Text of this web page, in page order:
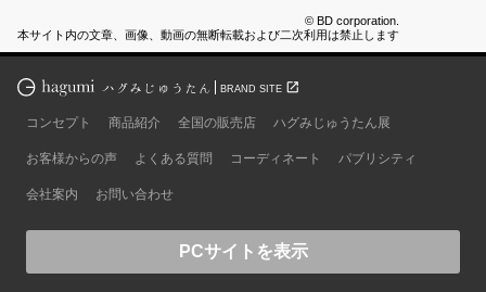
© BD corporation.
本サイト内の文章、画像、動画の無断転載および二次利用は禁止します
BRAND SITE open_in_new
コンセプト 商品紹介 全国の販売店 ハグみじゅうたん展
お客様からの声 よくある質問 コーディネート パブリシティ
会社案内 お問い合わせ
PCサイトを表示